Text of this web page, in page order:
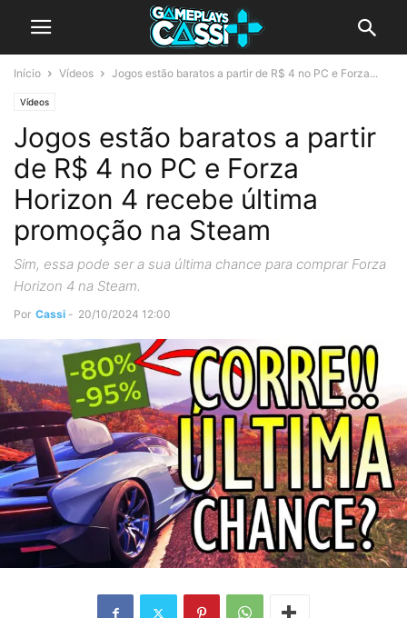
Início Vídeos Jogos estão baratos a partir de R$ 4 no PC e Forza...
Vídeos
Jogos estão baratos a partir
de R$ 4 no PC e Forza
Horizon 4 recebe última
promoção na Steam
Sim, essa pode ser a sua última chance para comprar Forza
Horizon 4 na Steam.
Por Cassi - 20/10/2024 12:00